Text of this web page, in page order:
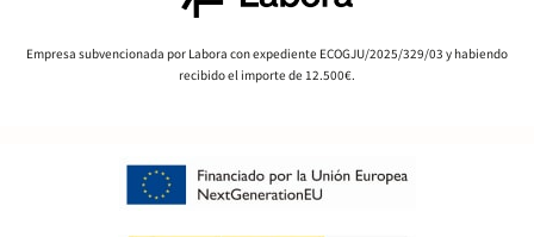
Empresa subvencionada por Labora con expediente ECOGJU/2025/329/03 y habiendo
recibido el importe de 12.500€.